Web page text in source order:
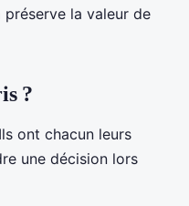
la valeur de
?
ont chacun leurs
une décision lors